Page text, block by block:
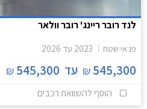
לנד רובר ריינג' רובר וולאר
פנאי שטח 2023 עד 2026
545,300
₪ עד 545,300
₪
הוסף להשוואת רכבים